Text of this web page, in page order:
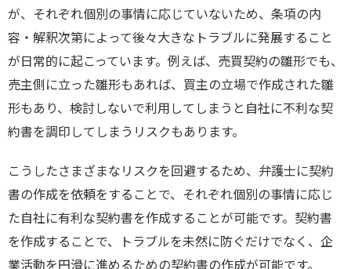
が、それぞれ個別の事情に応じていないため、条項の内
容・解釈次第によって後々大きなトラブルに発展すること
が日常的に起こっています。例えば、売買契約の雛形でも、
売主側に立った雛形もあれば、買主の立場で作成された雛
形もあり、検討しないで利用してしまうと自社に不利な契
約書を調印してしまうリスクもあります。
こうしたさまざまなリスクを回避するため、弁護士に契約
書の作成を依頼をすることで、それぞれ個別の事情に応じ
た自社に有利な契約書を作成することが可能です。契約書
を作成することで、トラブルを未然に防ぐだけでなく、企
業活動を円滑に進めるための契約書の作成が可能です。